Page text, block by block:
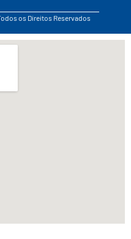
os Direitos Reservados